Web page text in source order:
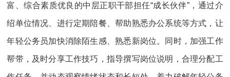
富、综合素质优良的中层正职干部担任“成长伙伴”，通过介
绍单位情况、进行定期陪餐、帮助熟悉办公系统等方式，让
年轻公务员加快消除陌生感、熟悉新岗位。同时，加强工作
帮带，及时分享工作技巧，指导撰写岗位说明，合理分配工